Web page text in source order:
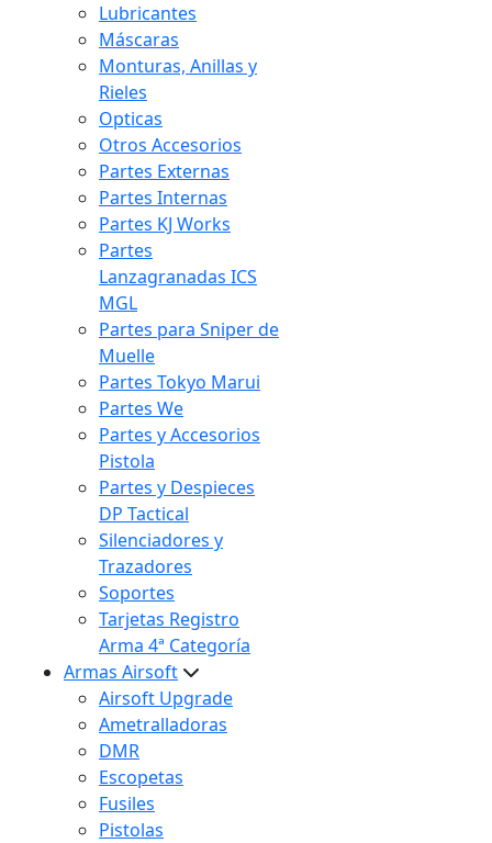
Lubricantes
Máscaras
Monturas, Anillas y
Rieles
Opticas
Otros Accesorios
Partes Externas
Partes Internas
Partes KJ Works
Partes
Lanzagranadas ICS
MGL
Partes para Sniper de
Muelle
Partes Tokyo Marui
Partes We
Partes y Accesorios
Pistola
Partes y Despieces
DP Tactical
Silenciadores y
Trazadores
Soportes
Tarjetas Registro
Arma 4ª Categoría
Armas Airsoft
Airsoft Upgrade
Ametralladoras
DMR
Escopetas
Fusiles
Pistolas